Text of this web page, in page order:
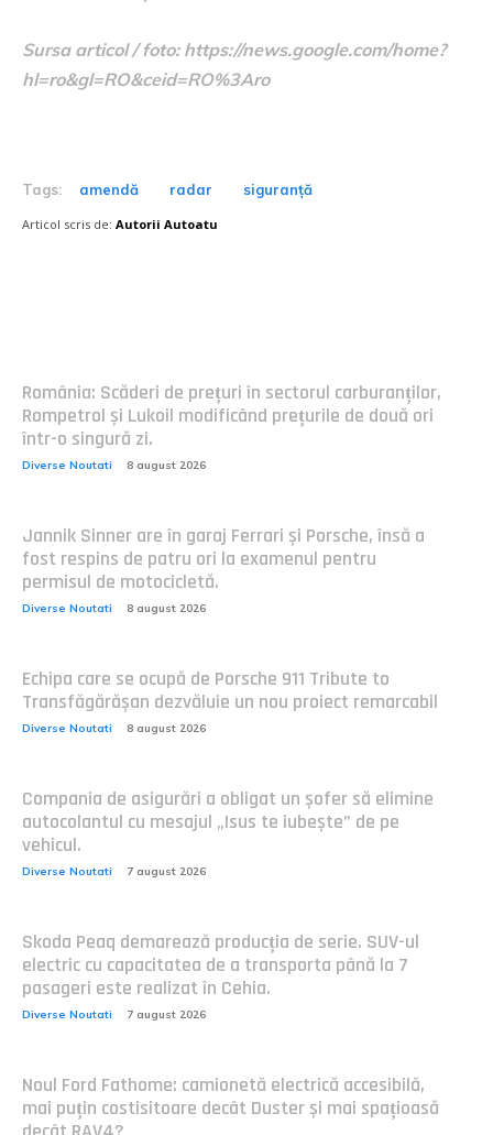
Sursa articol / foto: https://news.google.com/home?
hl=ro&gl=RO&ceid=RO%3Aro
Tags: amendă radar siguranță
Articol scris de: Autorii Autoatu
România: Scăderi de prețuri în sectorul carburanților,
Rompetrol și Lukoil modificând prețurile de două ori
într-o singură zi.
Diverse Noutati 8 august 2026
Jannik Sinner are în garaj Ferrari și Porsche, însă a
fost respins de patru ori la examenul pentru
permisul de motocicletă.
Diverse Noutati 8 august 2026
Echipa care se ocupă de Porsche 911 Tribute to
Transfăgărășan dezvăluie un nou proiect remarcabil
Diverse Noutati 8 august 2026
Compania de asigurări a obligat un șofer să elimine
autocolantul cu mesajul „Isus te iubește” de pe
vehicul.
Diverse Noutati 7 august 2026
Skoda Peaq demarează producția de serie. SUV-ul
electric cu capacitatea de a transporta până la 7
pasageri este realizat în Cehia.
Diverse Noutati 7 august 2026
Noul Ford Fathome: camionetă electrică accesibilă,
mai puțin costisitoare decât Duster și mai spațioasă